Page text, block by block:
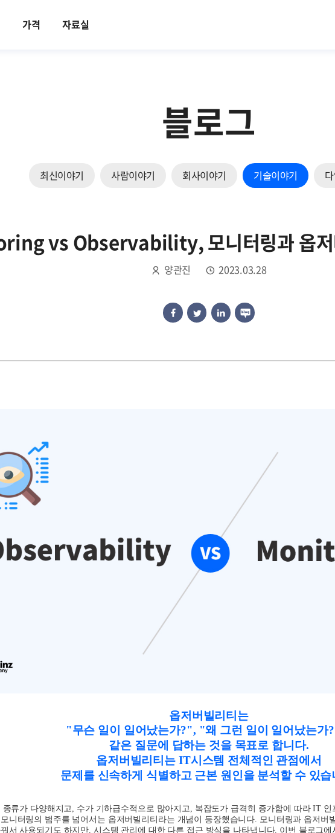
가격 자료실
블로그
최신이야기 사람이야기 회사이야기 기술이야기
vs Observability, 모니터링과 옵저
양관진 2023.03.28
옵저버빌리티는
"무슨 일이 일어났는가?", "왜 그런 일이 일어났는가
같은 질문에 답하는 것을 목표로 합니다.
옵저버빌리티는 IT시스템 전체적인 관점에서
문제를 신속하게 식별하고 근본 원인을 분석할 수 있습
류가 다양해지고, 수가 기하급수적으로 많아지고, 복잡도가 급격히 증가함에 따라 IT
니터링의 범주를 넘어서는 옵저버빌리티라는 개념이 등장했습니다. 모니터링과 옵저버
서 사용되기도 하지만, 시스템 관리에 대한 다른 접근 방식을 나타냅니다. 이번 블로그